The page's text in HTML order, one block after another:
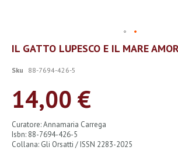
Vai
all'inizio
galleria
immagini
IL GATTO LUPESCO E IL MARE
Sku 88-7694-426-5
14,00 €
Curatore: Annamaria Carrega
Isbn: 88-7694-426-5
Collana: Gli Orsatti / ISSN 2283-2025